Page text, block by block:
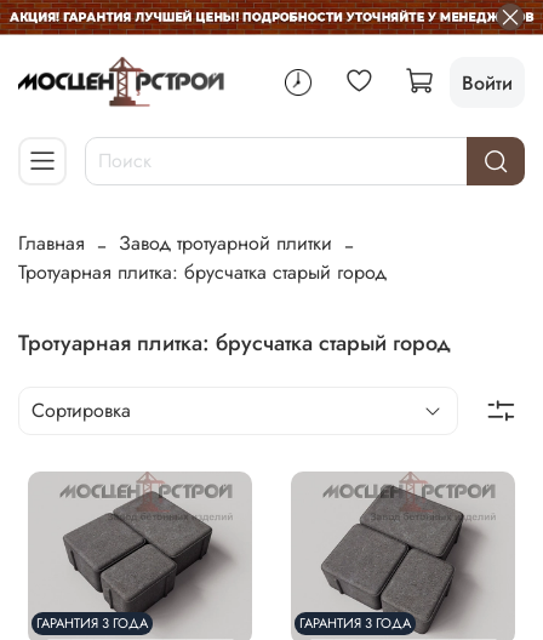
Войти
Главная
Завод тротуарной плитки
Тротуарная плитка: брусчатка старый город
Тротуарная плитка: брусчатка старый город
ГАРАНТИЯ 3 ГОДА ГАРАНТИЯ 3 ГОДА